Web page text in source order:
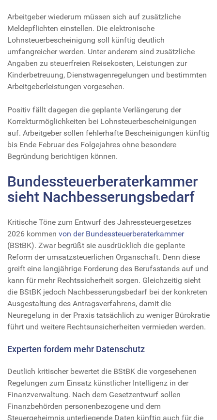
Arbeitgeber wiederum müssen sich auf zusätzliche
Meldepflichten einstellen. Die elektronische
Lohnsteuerbescheinigung soll künftig deutlich
umfangreicher werden. Unter anderem sind zusätzliche
Angaben zu steuerfreien Reisekosten, Leistungen zur
Kinderbetreuung, Dienstwagenregelungen und bestimmten
Arbeitgeberleistungen vorgesehen.
Positiv fällt dagegen die geplante Verlängerung der
Korrekturmöglichkeiten bei Lohnsteuerbescheinigungen
auf. Arbeitgeber sollen fehlerhafte Bescheinigungen künftig
bis Ende Februar des Folgejahres ohne besondere
Begründung berichtigen können.
Bundessteuerberaterkammer
sieht Nachbesserungsbedarf
Kritische Töne zum Entwurf des Jahressteuergesetzes
2026 kommen von der Bundessteuerberaterkammer
(BStBK). Zwar begrüßt sie ausdrücklich die geplante
Reform der umsatzsteuerlichen Organschaft. Denn diese
greift eine langjährige Forderung des Berufsstands auf und
kann für mehr Rechtssicherheit sorgen. Gleichzeitig sieht
die BStBK jedoch Nachbesserungsbedarf bei der konkreten
Ausgestaltung des Antragsverfahrens, damit die
Neuregelung in der Praxis tatsächlich zu weniger Bürokratie
führt und weitere Rechtsunsicherheiten vermieden werden.
Experten fordern mehr Datenschutz
Deutlich kritischer bewertet die BStBK die vorgesehenen
Regelungen zum Einsatz künstlicher Intelligenz in der
Finanzverwaltung. Nach dem Gesetzentwurf sollen
Finanzbehörden personenbezogene und dem
Steuergeheimnis unterliegende Daten künftig auch für die